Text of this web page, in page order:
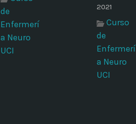
de
Enfermerí
a Neuro
UCI
2021
Curso
de
Enfermerí
a Neuro
UCI